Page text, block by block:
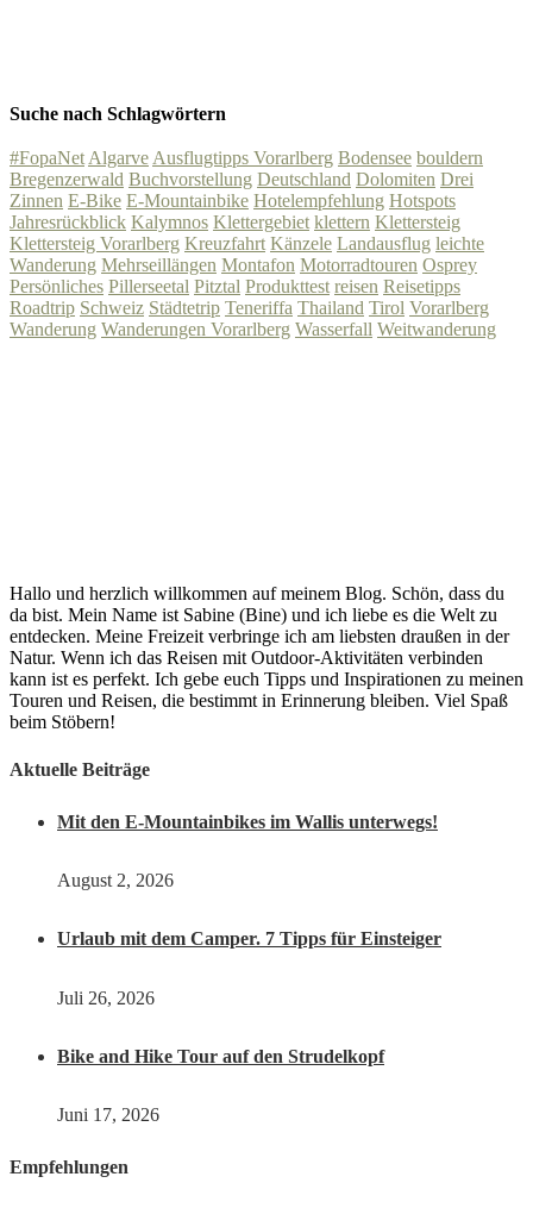
Suche nach Schlagwörtern
#FopaNet Algarve Ausflugtipps Vorarlberg Bodensee bouldern
Bregenzerwald Buchvorstellung Deutschland Dolomiten Drei
Zinnen E-Bike E-Mountainbike Hotelempfehlung Hotspots
Jahresrückblick Kalymnos Klettergebiet klettern Klettersteig
Klettersteig Vorarlberg Kreuzfahrt Känzele Landausflug leichte
Wanderung Mehrseillängen Montafon Motorradtouren Osprey
Persönliches Pillerseetal Pitztal Produkttest reisen Reisetipps
Roadtrip Schweiz Städtetrip Teneriffa Thailand Tirol Vorarlberg
Wanderung Wanderungen Vorarlberg Wasserfall Weitwanderung
Hallo und herzlich willkommen auf meinem Blog. Schön, dass du
da bist. Mein Name ist Sabine (Bine) und ich liebe es die Welt zu
entdecken. Meine Freizeit verbringe ich am liebsten draußen in der
Natur. Wenn ich das Reisen mit Outdoor-Aktivitäten verbinden
kann ist es perfekt. Ich gebe euch Tipps und Inspirationen zu meinen
Touren und Reisen, die bestimmt in Erinnerung bleiben. Viel Spaß
beim Stöbern!
Aktuelle Beiträge
Mit den E-Mountainbikes im Wallis unterwegs!
August 2, 2026
Urlaub mit dem Camper. 7 Tipps für Einsteiger
Juli 26, 2026
Bike and Hike Tour auf den Strudelkopf
Juni 17, 2026
Empfehlungen